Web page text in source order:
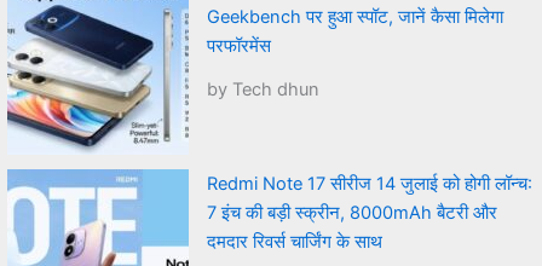
Geekbench पर हुआ स्पॉट, जानें कैसा मिलेगा
परफॉरमेंस
by Tech dhun
Redmi Note 17 सीरीज 14 जुलाई को होगी लॉन्च:
7 इंच की बड़ी स्क्रीन, 8000mAh बैटरी और
दमदार रिवर्स चार्जिंग के साथ